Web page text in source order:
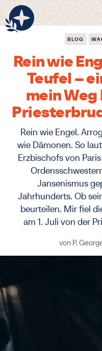
BLOG
Rein wie
Teufel –
mein Weg
Rein wie Engel.
wie Dämonen. So
Erzbischofs von
Jansenismus
Jahrhunderts. Ob
beurteilen. Mir fiel
am 1. Juli von der
von P.